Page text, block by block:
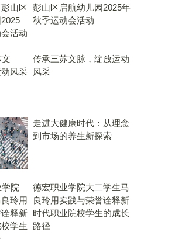
彭山区启航幼儿园2025年
秋季运动会活动
传承三苏文脉，绽放运动
风采
走进大健康时代：从理念
到市场的养生新探索
德宏职业学院大二学生马
良玲用实践与荣誉诠释新
时代职业院校学生的成长
路径